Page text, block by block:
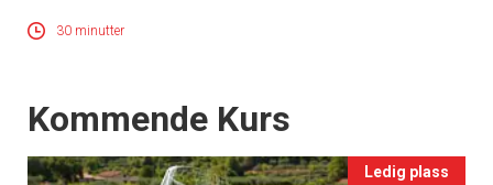
30 minutter
Events
Kommende Kurs
Ledig plass